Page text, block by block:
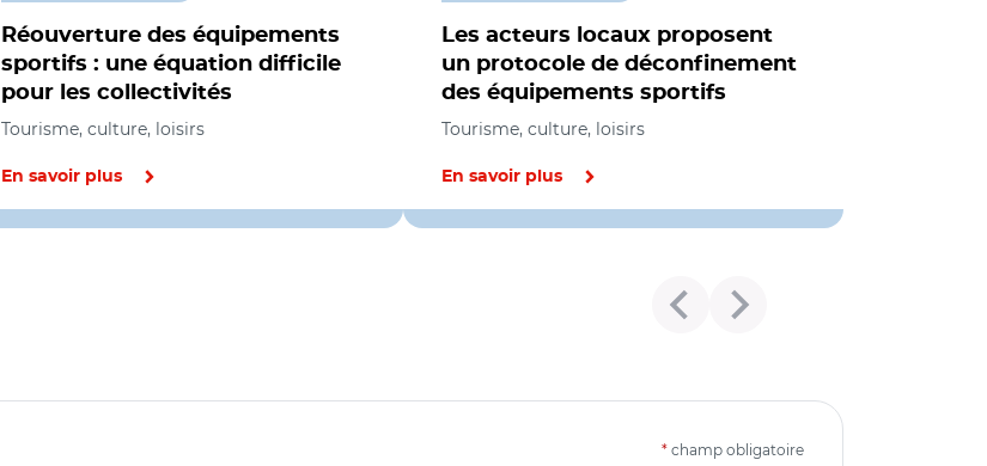
Réouverture des équipements
sportifs : une équation difficile
pour les collectivités
Tourisme, culture, loisirs
En savoir plus
Les acteurs locaux proposent
un protocole de déconfinement
des équipements sportifs
Tourisme, culture, loisirs
En savoir plus
* champ obligatoire